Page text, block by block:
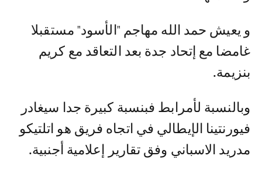
و يعيش حمد الله مهاجم "الأسود" مستقبلا
غامضا مع إتحاد جدة بعد التعاقد مع كريم
بنزيمة.
وبالنسبة لأمرابط فبنسبة كبيرة جدا سيغادر
فيورنتينا الإيطالي في اتجاه فريق هو اتلتيكو
مدريد الاسباني وفق تقارير إعلامية أجنبية.